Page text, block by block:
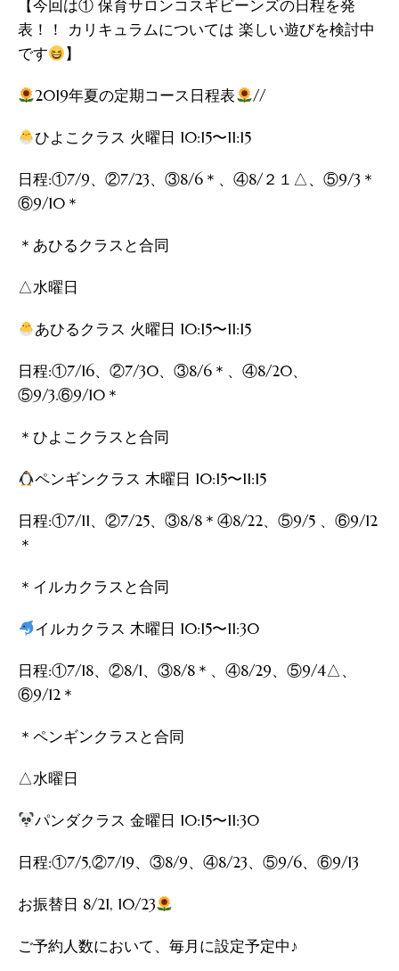
【今回は① 保育サロンコスギビーンズの日程を発
表！！ カリキュラムについては 楽しい遊びを検討中
です
】
2019年夏の定期コース日程表 //
ひよこクラス 火曜日 10:15〜11:15
日程:①7/9、②7/23、③8/6＊、④8/２１△、⑤9/3＊
⑥9/10＊
＊あひるクラスと合同
△水曜日
あひるクラス 火曜日 10:15〜11:15
日程:①7/16、②7/30、③8/6＊、④8/20、
⑤9/3.⑥9/10＊
＊ひよこクラスと合同
ペンギンクラス 木曜日 10:15〜11:15
日程:①7/11、②7/25、③8/8＊④8/22、⑤9/5 、⑥9/12
＊
＊イルカクラスと合同
イルカクラス 木曜日 10:15〜11:30
日程:①7/18、②8/1、③8/8＊、④8/29、⑤9/4△、
⑥9/12＊
＊ペンギンクラスと合同
△水曜日
パンダクラス 金曜日 10:15〜11:30
日程:①7/5,②7/19、③8/9、④8/23、⑤9/6、⑥9/13
お振替日 8/21, 10/23
ご予約人数において、毎月に設定予定中♪